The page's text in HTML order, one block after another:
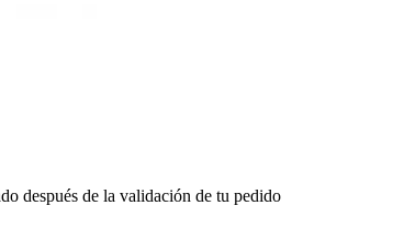
después de la validación de tu pedido